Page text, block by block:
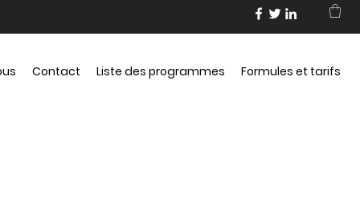
Contact Liste des programmes Formules et tarifs